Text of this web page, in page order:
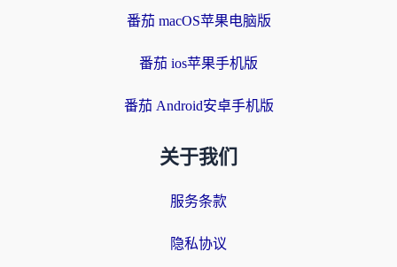
番茄 macOS苹果电脑版
番茄 ios苹果手机版
番茄 Android安卓手机版
关于我们
服务条款
隐私协议